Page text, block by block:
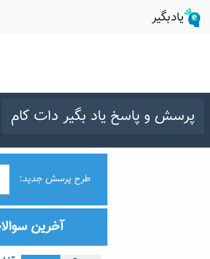
پرسش و پاسخ یاد بگیر دات کام
طرح پرسش جدید:
آخرین